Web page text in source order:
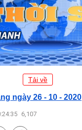
Tải về
ngày 26 - 10 - 2020
6,107